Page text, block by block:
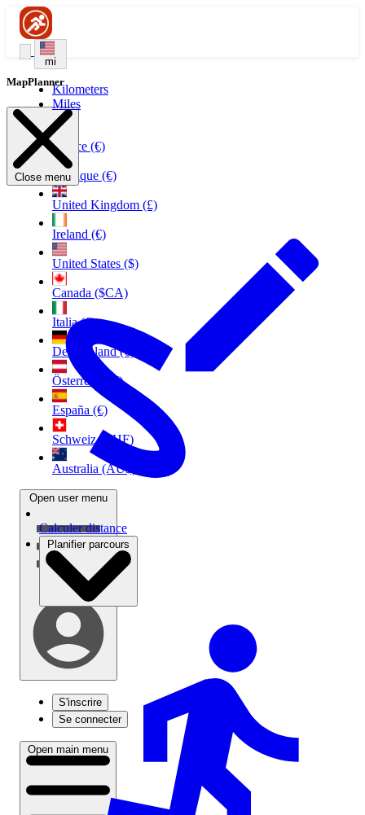
mi
Kilometers
Miles
France (€)
Belgique (€)
United Kingdom (£)
Ireland (€)
United States ($)
Canada ($CA)
Italia (€)
Deutschland (€)
Österreich (€)
España (€)
Schweiz (CHF)
Australia (AU$)
Open user menu
S'inscrire
Se connecter
Open main menu
MapPlanner
Close menu
Calculer distance
Planifier parcours